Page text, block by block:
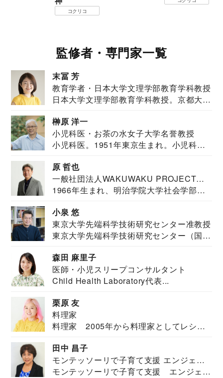
コクリコ
監修者・専門家一覧
末冨 芳
教育学者・日本大学文理学部教育学科教授
日本大学文理学部教育学科教授。京都大学
榊原 洋一
小児科医・お茶の水女子大学名誉教授
小児科医。1951年東京生まれ。小児科
原 哲也
一般社団法人WAKUWAKU PROJECT
JAPAN代表・言語聴覚士・社会福祉士
1966年生まれ、明治学院大学社会学部福
小泉 悠
東京大学先端科学技術研究センター准教授
東京大学先端科学技術研究センター（国際
森田 麻里子
医師・小児スリープコンサルタント
Child Health Laboratory代表...
栗原 友
料理家
料理家 2005年から料理家としてレシピ
田中 昌子
モンテッソーリで子育て支援 エンジェル
ズハウス研究所所長
モンテッソーリで子育て支援 エンジェル